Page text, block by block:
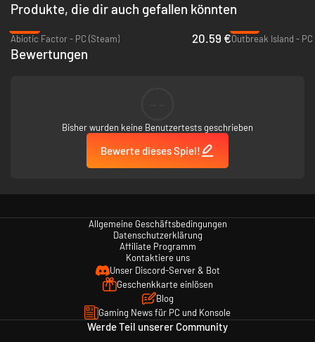
Produkte, die dir auch gefallen könnten
Abiotic Factor - PC (Steam)
20.59 €Outbreak Island - PC
Bewertungen
Bisher wurden keine Benutzertests geschrieben
Bewerte dieses Spiel!
Allgemeine Geschäftsbedingungen
Datenschutzerklärung
Affiliate Programm
Kontaktiere uns
Unser Discord-Server & Bot
Geschenkkarte einlösen
Blog
Gaming News für PC und Konsole
Werde Teil unserer Community